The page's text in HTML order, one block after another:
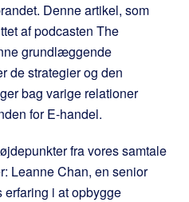
Denne artikel, som
af podcasten The
grundlæggende
de strategier og den
bag varige relationer
for E-handel.
fra vores samtale
Leanne Chan, en senior
erfaring i at opbygge